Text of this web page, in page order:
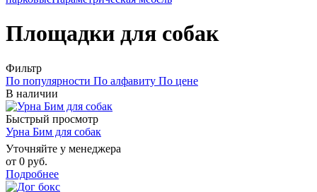
Площадки для собак
Фильтр
По популярности По алфавиту По цене
В наличии
Быстрый просмотр
Урна Бим для собак
Уточняйте у менеджера
от 0 руб.
Подробнее